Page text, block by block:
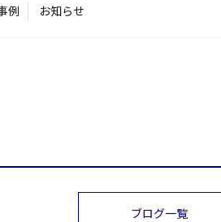
例 お知らせ
ブログ一覧